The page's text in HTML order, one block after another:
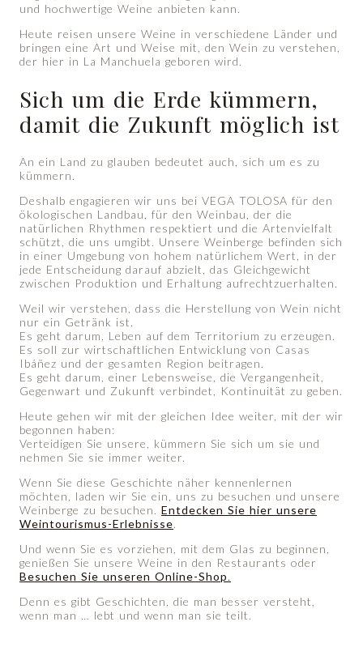
und hochwertige Weine anbieten kann.
Heute reisen unsere Weine in verschiedene Länder und
bringen eine Art und Weise mit, den Wein zu verstehen,
der hier in La Manchuela geboren wird.
Sich um die Erde kümmern,
damit die Zukunft möglich ist
An ein Land zu glauben bedeutet auch, sich um es zu
kümmern.
Deshalb engagieren wir uns bei VEGA TOLOSA für den
ökologischen Landbau, für den Weinbau, der die
natürlichen Rhythmen respektiert und die Artenvielfalt
schützt, die uns umgibt. Unsere Weinberge befinden sich
in einer Umgebung von hohem natürlichem Wert, in der
jede Entscheidung darauf abzielt, das Gleichgewicht
zwischen Produktion und Erhaltung aufrechtzuerhalten.
Weil wir verstehen, dass die Herstellung von Wein nicht
nur ein Getränk ist.
Es geht darum, Leben auf dem Territorium zu erzeugen.
Es soll zur wirtschaftlichen Entwicklung von Casas
Ibáñez und der gesamten Region beitragen.
Es geht darum, einer Lebensweise, die Vergangenheit,
Gegenwart und Zukunft verbindet, Kontinuität zu geben.
Heute gehen wir mit der gleichen Idee weiter, mit der wir
begonnen haben:
Verteidigen Sie unsere, kümmern Sie sich um sie und
nehmen Sie sie immer weiter.
Wenn Sie diese Geschichte näher kennenlernen
möchten, laden wir Sie ein, uns zu besuchen und unsere
Weinberge zu besuchen. Entdecken Sie hier unsere
Weintourismus-Erlebnisse.
Und wenn Sie es vorziehen, mit dem Glas zu beginnen,
genießen Sie unsere Weine in den Restaurants oder
Besuchen Sie unseren Online-Shop.
Denn es gibt Geschichten, die man besser versteht,
wenn man … lebt und wenn man sie teilt.